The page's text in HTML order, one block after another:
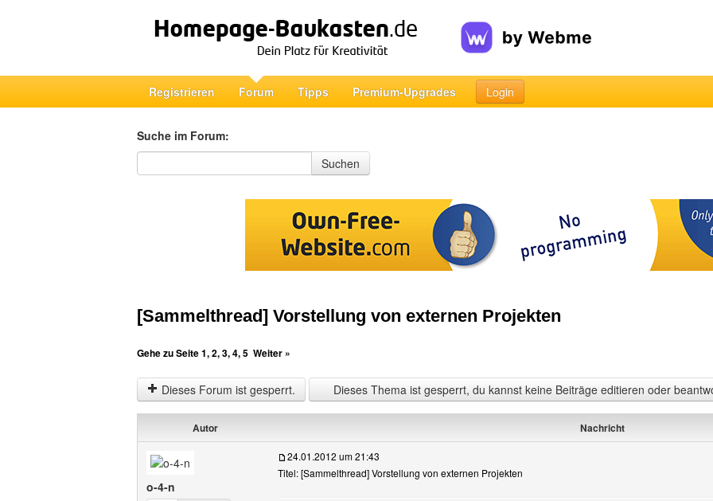
Registrieren Forum Tipps Premium-Upgrades Login
Suche im Forum:
Suche im Forum
Suchen
[Sammelthread] Vorstellung von externen Projekten
Gehe zu Seite1,2,3,4,5 Weiter »
Dieses Forum ist gesperrt. Dieses Thema ist gesperrt, du kannst keine Beiträge editieren oder
Autor Nachricht
o-4-n
24.01.2012 um 21:43
Titel: [Sammelthread] Vorstellung von externen Projekten